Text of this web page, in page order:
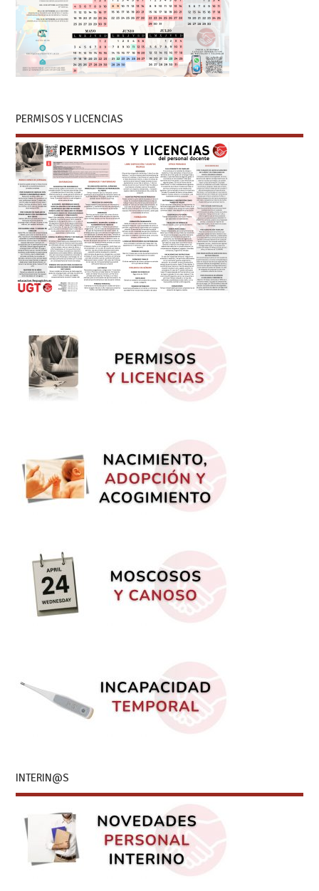
PERMISOS Y LICENCIAS
INTERIN@S